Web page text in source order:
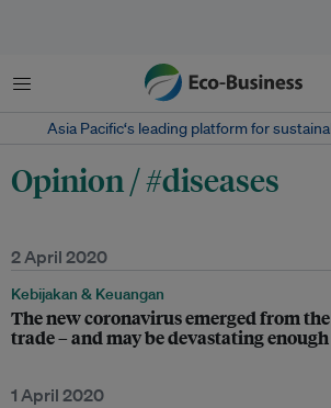
Menu
Asia Pacific‘s leading platform for
Opinion / #diseases
2 April 2020
Kebijakan & Keuangan
The new coronavirus emerged from
trade – and may be devastating
1 April 2020